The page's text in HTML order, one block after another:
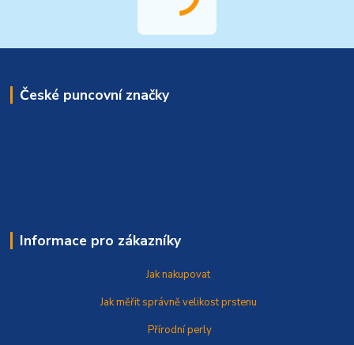
České puncovní značky
Informace pro zákazníky
Jak nakupovat
Jak měřit správněvelikost prstenu
Přírodní perly